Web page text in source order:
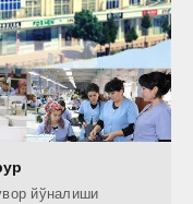
йўналиши